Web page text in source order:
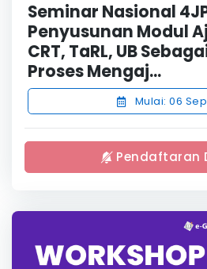
Seminar Nasional
Penyusunan Modul
CRT, TaRL, UB
Proses Mengaj...
Mulai: 06
Pendaftaran